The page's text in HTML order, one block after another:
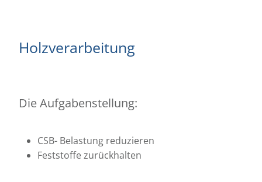
Holzverarbeitung
Die Aufgabenstellung:
CSB- Belastung reduzieren
Feststoffe zurückhalten